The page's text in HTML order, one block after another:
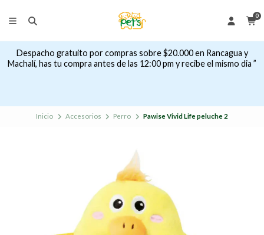
0
Despacho gratuito por compras sobre $20.000 en Rancagua y
Machalí, has tu compra antes de las 12:00 pm y recibe el mismo dia ”
Inicio Accesorios Perro Pawise Vivid Life peluche 2